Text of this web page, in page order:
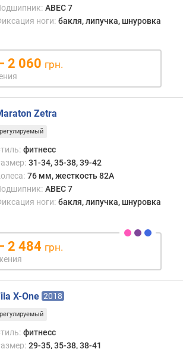
ABEC 7
ноги: бакля, липучка, шнуровка
2 060 грн.
Zetra
регулируемый
фитнесс
31-34, 35-38, 39-42
76 мм, жесткость 82A
ABEC 7
ноги: бакля, липучка, шнуровка
2 484 грн.
X-One 2018
регулируемый
фитнесс
29-35, 35-38, 38-41